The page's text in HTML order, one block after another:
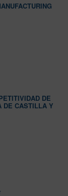
DE
DE CASTILLA Y